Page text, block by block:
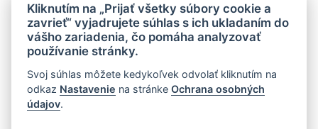
Odoslaním súhlasím sospracovaním mojich osobných údajov
© 2026 MEDIDIET® - METÓDA, KTORÁ DÁVA CHUŤ ZCHUBNÚŤ!
Kliknutím na „Prijať všetky súbory cookie a
zavrieť“ vyjadrujete súhlas s ich ukladaním do
vášho zariadenia, čo pomáha analyzovať
používanie stránky.
Svoj súhlas môžete kedykoľvek odvolať kliknutím na
odkaz Nastavenie na stránkeOchrana osobných
údajov.